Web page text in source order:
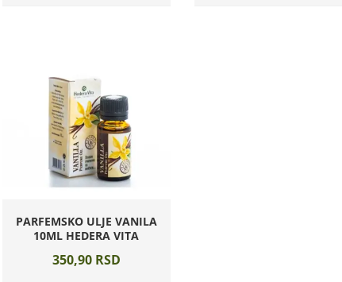
PARFEMSKO ULJE VANILA
10ML HEDERA VITA
350,90 RSD